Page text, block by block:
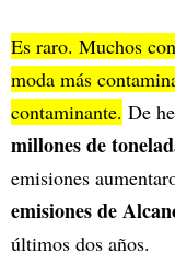
Es raro. Muchos
moda más
contaminante. De
millones de
emisiones
emisiones de
últimos dos años.